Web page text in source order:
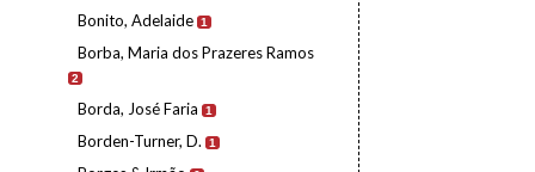
Bonito, Adelaide 1
Borba, Maria dos Prazeres Ramos
2
Borda, José Faria 1
Borden-Turner, D. 1